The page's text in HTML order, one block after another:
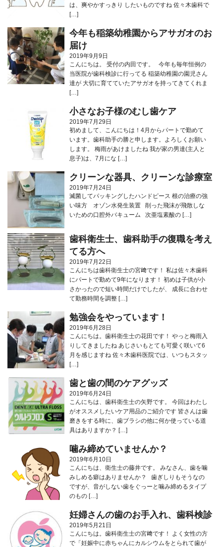
は、爽やかすっきり したいものですね️ 佐々木歯科で
[…]
今年も稲築幼稚園からアサガオのお
届け
2019年9月9日
こんにちは。 受付の内田です。 今年も毎年恒例の
当医院が歯科検診に行ってる 稲築幼稚園の園児さん
達が 大切に育てていたアサガオを持ってきてくれま
[…]
小さなお子様のむし歯ケア
2019年7月29日
初めまして、こんにちは！4月からパートで勤めて
います。歯科助手の勝と申します。よろしくお願い
します。 梅雨があけましたね 我が家の男達(主人と
息子)は、7月にな […]
クリーンな器具、クリーンな診療室
2019年7月24日
滅菌してパッキングしたハンドピース 根の治療の強
い味方 オゾン水発生装置 削った飛沫が飛散しな
いための口腔外バキューム 次亜塩素酸の […]
歯科衛生士、歯科助手の復職を考え
てる方へ
2019年7月22日
こんにちは歯科衛生士の宮﨑です！ 私は佐々木歯科
にパートで勤めて9年になります！ 初めは子供が小
さかったので短い時間だけでしたが、 成長に合わせ
て勤務時間を調整 […]
勉強会をやっています！
2019年6月28日
こんにちは。歯科衛生士の花田です！ やっと梅雨入
りしてきましたね️ あじさいもとても可愛く咲いて6
月を感じますね 佐々木歯科医院では、いつもスタッ
[…]
歯と歯の間のケアグッズ
2019年6月24日
こんにちは、歯科衛生士の矢野です。 今回はわたし
がオススメしたいケア用品のご紹介です 皆さんは歯
磨きをする時に、歯ブラシの他に何か使っている道
具はありますか？ […]
噛み締めていませんか？
2019年6月10日
こんにちは、衛生士の藤井です。 みなさん、歯を噛
みしめる癖はありませんか？ 歯ぎしりもそうなの
ですが、音がしない歯をぐっーと噛み締めるタイプ
のもの […]
妊婦さんの歯のお手入れ、歯科検診
2019年5月21日
こんにちは。歯科衛生士の宮﨑です！ よく女性の方
で「妊娠中に赤ちゃんにカルシウムをとられて歯が